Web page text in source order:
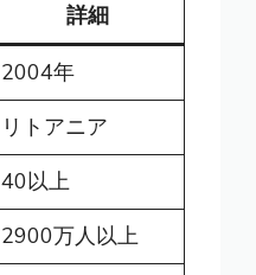
詳細
2004年
リトアニア
40以上
2900万人以上